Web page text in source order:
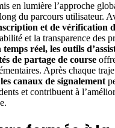
en lumière l’approche
du parcours utilisateur.
et de vérification
et la transparence des
temps réel, les outils
de partage de course
Après chaque
canaux de signalement
et contribuent à